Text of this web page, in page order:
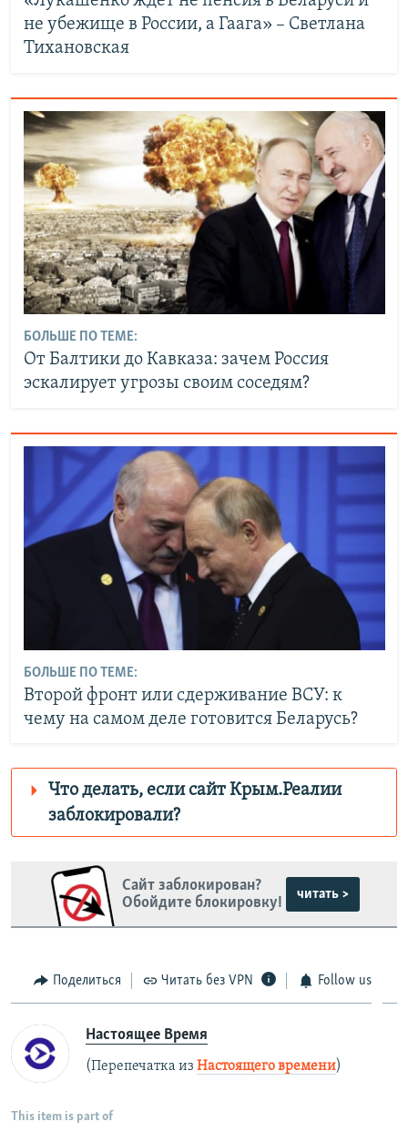
не убежище в России, а Гаага» – Светлана
Тихановская
БОЛЬШЕ ПО ТЕМЕ:
От Балтики до Кавказа: зачем Россия
эскалирует угрозы своим соседям?
БОЛЬШЕ ПО ТЕМЕ:
Второй фронт или сдерживание ВСУ: к
чему на самом деле готовится Беларусь?
Что делать, если сайт Крым.Реалии
заблокировали?
Крым.Реалии
зеркального
сайта: https://d3dfhuxm2n0q8b.cloudfront.net/
установить VPN
Сайт заблокирован?
Обойдите блокировку!
читать >
Поделиться Читать без VPN Follow us
Настоящее Время
(Перепечатка из Настоящего времени)
This item is part of